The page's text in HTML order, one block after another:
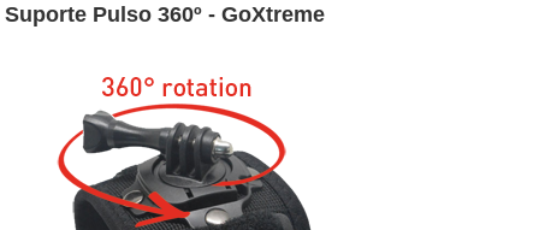
Suporte Pulso 360º - GoXtreme